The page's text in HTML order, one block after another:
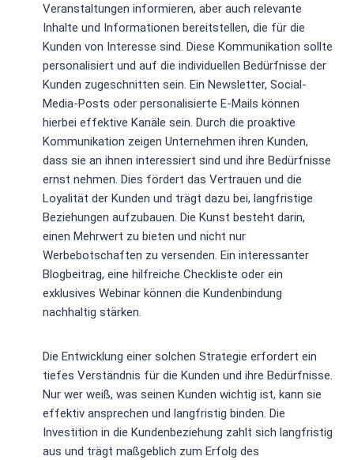
Veranstaltungen informieren, aber auch relevante
Inhalte und Informationen bereitstellen, die für die
Kunden von Interesse sind. Diese Kommunikation sollte
personalisiert und auf die individuellen Bedürfnisse der
Kunden zugeschnitten sein. Ein Newsletter, Social-
Media-Posts oder personalisierte E-Mails können
hierbei effektive Kanäle sein. Durch die proaktive
Kommunikation zeigen Unternehmen ihren Kunden,
dass sie an ihnen interessiert sind und ihre Bedürfnisse
ernst nehmen. Dies fördert das Vertrauen und die
Loyalität der Kunden und trägt dazu bei, langfristige
Beziehungen aufzubauen. Die Kunst besteht darin,
einen Mehrwert zu bieten und nicht nur
Werbebotschaften zu versenden. Ein interessanter
Blogbeitrag, eine hilfreiche Checkliste oder ein
exklusives Webinar können die Kundenbindung
nachhaltig stärken.
Die Entwicklung einer solchen Strategie erfordert ein
tiefes Verständnis für die Kunden und ihre Bedürfnisse.
Nur wer weiß, was seinen Kunden wichtig ist, kann sie
effektiv ansprechen und langfristig binden. Die
Investition in die Kundenbeziehung zahlt sich langfristig
aus und trägt maßgeblich zum Erfolg des